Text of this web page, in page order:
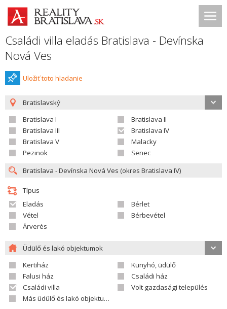
Családi villa eladás Bratislava - Devínska
Nová Ves
Uložiť toto hladanie
Bratislavský
Bratislava I
Bratislava II
Bratislava III
Bratislava IV
Bratislava V
Malacky
Pezinok
Senec
Típus
Eladás
Bérlet
Vétel
Bérbevétel
Árverés
Üdülő és lakó objektumok
Kertiház
Kunyhó, üdülő
Falusi ház
Családi ház
Családi villa
Volt gazdasági település
Más üdülő és lakó objektumok